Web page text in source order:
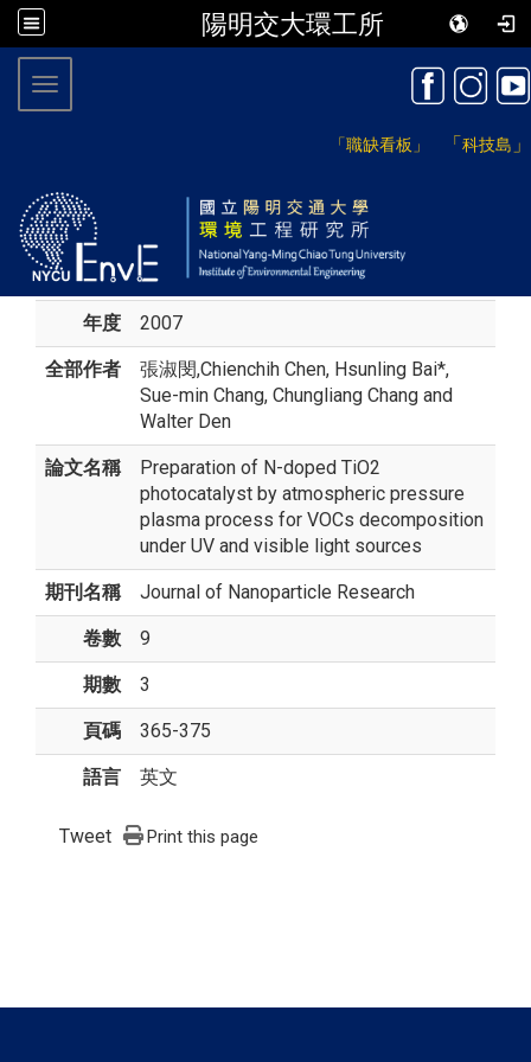
陽明交大環工所
「職缺看板」 「科技島 」
Toggle navigation
年度 2007
全部作者 張淑閔,Chienchih Chen, Hsunling Bai*,
Sue-min Chang, Chungliang Chang and
Walter Den
論文名稱
Preparation of N-doped TiO2
photocatalyst by atmospheric pressure
plasma process for VOCs decomposition
under UV and visible light sources
期刊名稱 Journal of Nanoparticle Research
卷數 9
期數 3
頁碼 365-375
語言 英文
Tweet Print this page